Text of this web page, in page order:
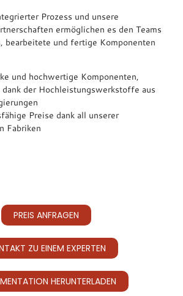
Prozess und unsere
ermöglichen es den Teams
bearbeitete und fertige Komponenten
und hochwertige Komponenten,
dank der Hochleistungswerkstoffe aus
Preise dank all unserer
Fabriken
PREIS ANFRAGEN
ZU EINEM EXPERTEN
HERUNTERLADEN